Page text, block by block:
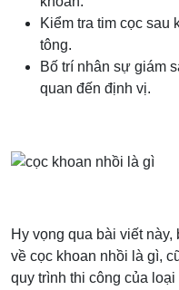
Kiểm tra tim cọc sau
tông.
Bố trí nhân sự giám
quan đến định vị.
Hy vọng qua bài viết
về cọc khoan nhồi là gì,
quy trình thi công của